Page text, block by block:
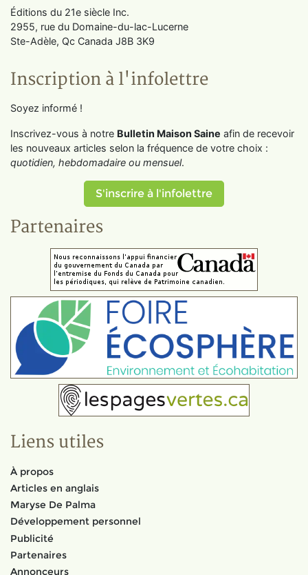
Éditions du 21e siècle Inc.
2955, rue du Domaine-du-lac-Lucerne
Ste-Adèle, Qc Canada J8B 3K9
Inscription à l'infolettre
Soyez informé !
Inscrivez-vous à notre Bulletin Maison Saine afin de recevoir
les nouveaux articles selon la fréquence de votre choix :
quotidien, hebdomadaire ou mensuel.
S'inscrire à l'infolettre
Partenaires
Liens utiles
À propos
Articles en anglais
Maryse De Palma
Développement personnel
Publicité
Partenaires
Annonceurs